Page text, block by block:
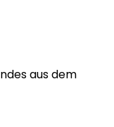
aus dem